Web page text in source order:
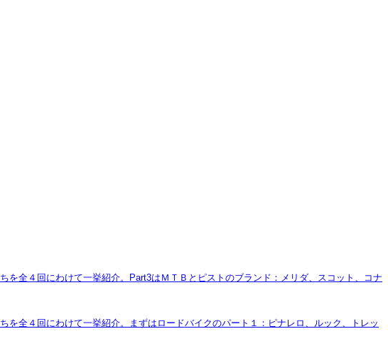
全４回にわけて一挙紹介。Part3はＭＴＢとピストのブランド：メリダ、スコット、コナ
全４回にわけて一挙紹介。まずはロードバイクのパート１：ピナレロ、ルック、トレッ